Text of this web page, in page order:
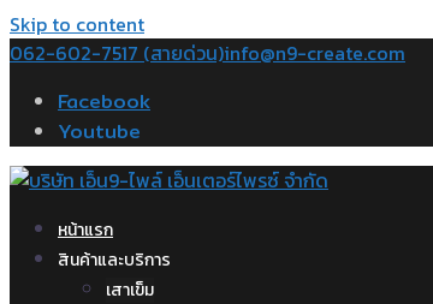
Skip to content
062-602-7517 (สายด่วน)info@n9-create.com
Facebook
Youtube
หน้าแรก
สินค้าและบริการ
เสาเข็ม